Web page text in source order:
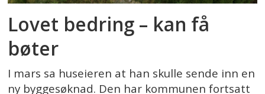
Lovet bedring – kan få
bøter
I mars sa huseieren at han skulle sende inn en
ny byggesøknad. Den har kommunen fortsatt